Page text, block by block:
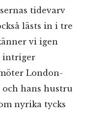
tidevarv
lästs in i tre
vi igen
intriger
London-
hans hustru
nyrika tycks